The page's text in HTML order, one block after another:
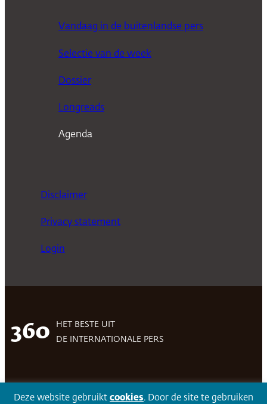
Vandaag in de buitenlandse pers
Selectie van de week
Dossier
Longreads
Agenda
Disclaimer
Privacy statement
Login
360
HET BESTE UIT
DE INTERNATIONALE PERS
Volg 360Facebook LinkedIn Twitter
Deze website gebruikt cookies. Door de site te gebruiken